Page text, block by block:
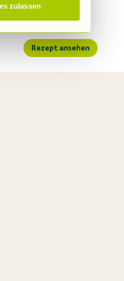
zulassen
Rezept ansehen